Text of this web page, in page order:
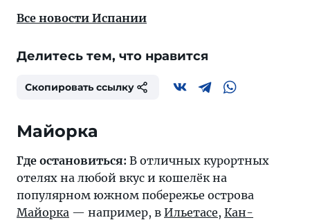
Все новости Испании
Делитесь тем, что нравится
Скопировать ссылку
Майорка
Где остановиться: В отличных курортных
отелях на любой вкус и кошелёк на
популярном южном побережье острова
Майорка — например, в Ильетасе, Кан-